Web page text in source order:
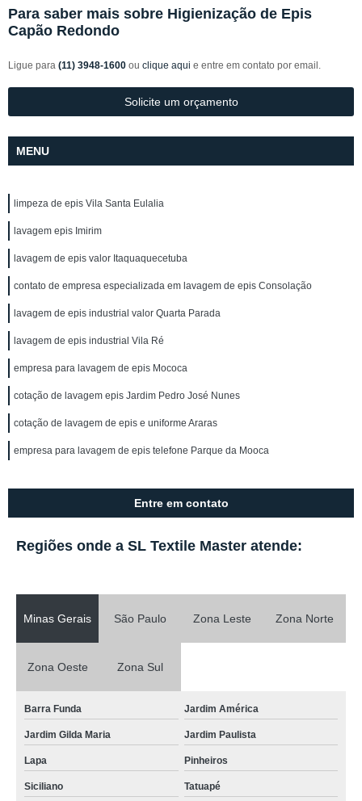
Para saber mais sobre Higienização de Epis
Capão Redondo
Ligue para (11) 3948-1600 ou clique aqui e entre em contato por email.
Solicite um orçamento
MENU
limpeza de epis Vila Santa Eulalia
lavagem epis Imirim
lavagem de epis valor Itaquaquecetuba
contato de empresa especializada em lavagem de epis Consolação
lavagem de epis industrial valor Quarta Parada
lavagem de epis industrial Vila Ré
empresa para lavagem de epis Mococa
cotação de lavagem epis Jardim Pedro José Nunes
cotação de lavagem de epis e uniforme Araras
empresa para lavagem de epis telefone Parque da Mooca
Entre em contato
Regiões onde a SL Textile Master atende:
Minas Gerais São Paulo Zona Leste Zona Norte
Zona Oeste Zona Sul
Barra Funda Jardim América
Jardim Gilda Maria Jardim Paulista
Lapa Pinheiros
Siciliano Tatuapé